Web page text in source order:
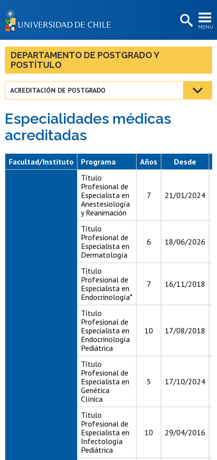
MENÚ
BIBLIOTECAS
LA UNIVERSIDAD
Estudiantes
DEPARTAMENTO DE POSTGRADO Y
POSTÍTULO
ACREDITACIÓN DE POSTGRADO
Especialidades médicas
acreditadas
Facultad/Instituto Programa Años Desde
Título
Profesional de
Especialista en
Anestesiología
y Reanimación
7 21/01/2024
Título
Profesional de
Especialista en
Dermatología
6 18/06/2026
Título
Profesional de
Especialista en
Endocrinología*
7 16/11/2018
Título
Profesional de
Especialista en
Endocrinología
Pediátrica
10 17/08/2018
Título
Profesional de
Especialista en
Genética
Clínica
5 17/10/2024
Título
Profesional de
Especialista en
Infectología
Pediátrica
10 29/04/2016